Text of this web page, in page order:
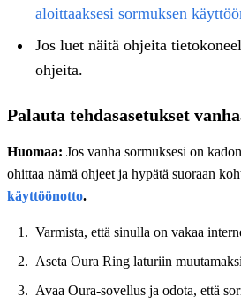
aloittaaksesi sormuksen
Jos luet näitä ohjeita
ohjeita.
Palauta tehdasasetukset
Huomaa: Jos vanha sormuksesi on
ohittaa nämä ohjeet ja hypätä suoraan
käyttöönotto.
Varmista, että sinulla on vakaa
Aseta Oura Ring laturiin
Avaa Oura-sovellus ja odota, että